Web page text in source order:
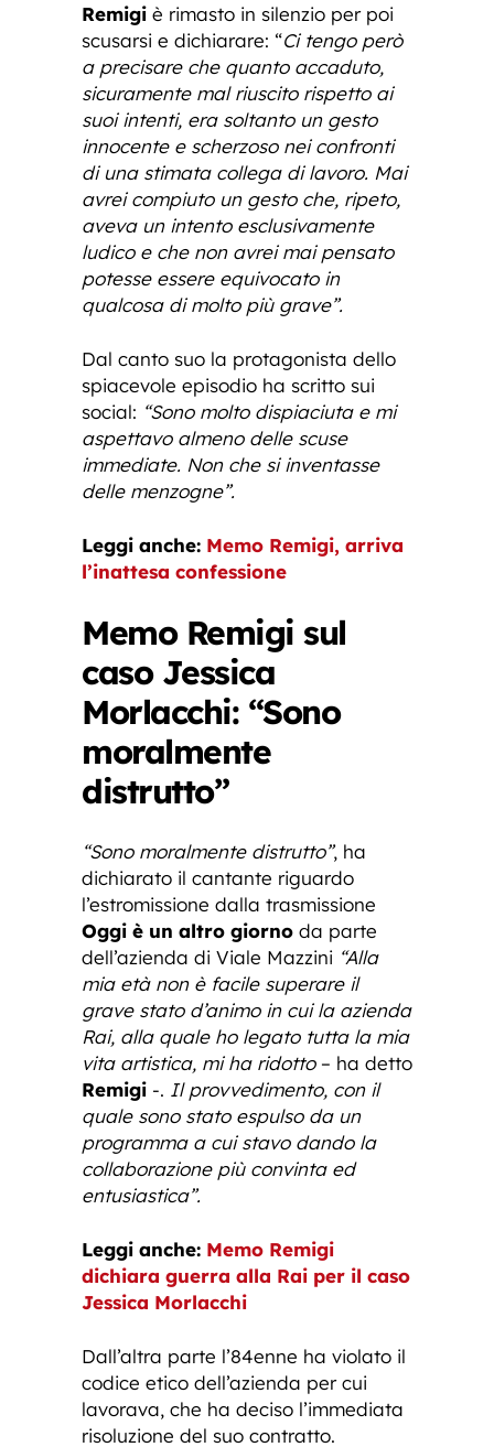
Remigi è rimasto in silenzio per poi
scusarsi e dichiarare: “Ci tengo però
a precisare che quanto accaduto,
sicuramente mal riuscito rispetto ai
suoi intenti, era soltanto un gesto
innocente e scherzoso nei confronti
di una stimata collega di lavoro. Mai
avrei compiuto un gesto che, ripeto,
aveva un intento esclusivamente
ludico e che non avrei mai pensato
potesse essere equivocato in
qualcosa di molto più grave”.
Dal canto suo la protagonista dello
spiacevole episodio ha scritto sui
social: “Sono molto dispiaciuta e mi
aspettavo almeno delle scuse
immediate. Non che si inventasse
delle menzogne”.
Leggi anche: Memo Remigi, arriva
l’inattesa confessione
Memo Remigi sul
caso Jessica
Morlacchi: “Sono
moralmente
distrutto”
“Sono moralmente distrutto”, ha
dichiarato il cantante riguardo
l’estromissione dalla trasmissione
Oggi è un altro giorno da parte
dell’azienda di Viale Mazzini “Alla
mia età non è facile superare il
grave stato d’animo in cui la azienda
Rai, alla quale ho legato tutta la mia
vita artistica, mi ha ridotto – ha detto
Remigi -. Il provvedimento, con il
quale sono stato espulso da un
programma a cui stavo dando la
collaborazione più convinta ed
entusiastica”.
Leggi anche: Memo Remigi
dichiara guerra alla Rai per il caso
Jessica Morlacchi
Dall’altra parte l’84enne ha violato il
codice etico dell’azienda per cui
lavorava, che ha deciso l’immediata
risoluzione del suo contratto.